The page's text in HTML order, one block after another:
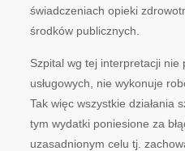
świadczeniach opieki
środków publicznych.
Szpital wg tej interpretacji nie
usługowych, nie wykonuje
Tak więc wszystkie działania
tym wydatki poniesione za
uzasadnionym celu tj.